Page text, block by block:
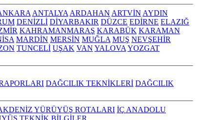
ANTALYA ARDAHAN ARTVİN AYDIN
DENİZLİ DİYARBAKIR DÜZCE EDİRNE ELAZIĞ
KAHRAMANMARAŞ KARABÜK KARAMAN
MARDİN MERSİN MUĞLA MUŞ NEVŞEHİR
TUNCELİ UŞAK VAN YALOVA YOZGAT
DAĞCILIK TEKNİKLERİ DAĞCILIK
YÜRÜYÜŞ ROTALARI İÇ ANADOLU
TEKNİK BİLGİLER